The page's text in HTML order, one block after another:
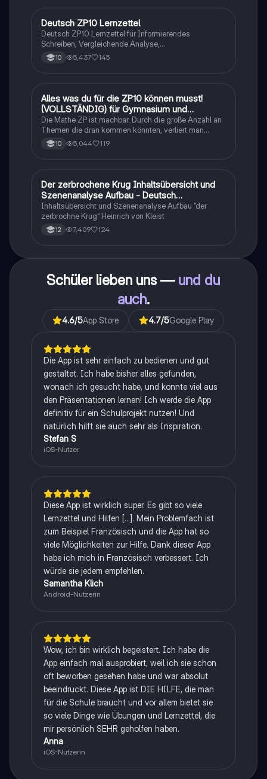
Deutsch
Deutsch ZP10 Lernzettel
Deutsch ZP10 Lernzettel für Informierendes
Schreiben, Vergleichende Analyse,
Sachtexte/Roman/Gedicht..
10 5,437 145
Mathe
Alles was du für die ZP10 können musst!
(VOLLSTÄNDIG) für Gymnasium und
Realschule
Die Mathe ZP ist machbar. Durch die große Anzahl an
Themen die dran kommen könnten, verliert man
schnell den Überblick. Also habe ich von den kleinsten
Themen bis hin zu den größten alles
10 5,044 119
Deutsch
Der zerbrochene Krug Inhaltsübersicht und
Szenenanalyse Aufbau - Deutsch
Q1/Q2/Abitur
Inhaltsübersicht und Szenenanalyse Aufbau “der
zerbrochne Krug” Heinrich von Kleist
12 7,409 124
Schüler lieben uns — und du
auch.
4.6/5App Store 4.7/5Google Play
Die App ist sehr einfach zu bedienen und gut
gestaltet. Ich habe bisher alles gefunden,
wonach ich gesucht habe, und konnte viel aus
den Präsentationen lernen! Ich werde die App
definitiv für ein Schulprojekt nutzen! Und
natürlich hilft sie auch sehr als Inspiration.
Stefan S
iOS-Nutzer
Diese App ist wirklich super. Es gibt so viele
Lernzettel und Hilfen [...]. Mein Problemfach ist
zum Beispiel Französisch und die App hat so
viele Möglichkeiten zur Hilfe. Dank dieser App
habe ich mich in Französisch verbessert. Ich
würde sie jedem empfehlen.
Samantha Klich
Android-Nutzerin
Wow, ich bin wirklich begeistert. Ich habe die
App einfach mal ausprobiert, weil ich sie schon
oft beworben gesehen habe und war absolut
beeindruckt. Diese App ist DIE HILFE, die man
für die Schule braucht und vor allem bietet sie
so viele Dinge wie Übungen und Lernzettel, die
mir persönlich SEHR geholfen haben.
Anna
iOS-Nutzerin